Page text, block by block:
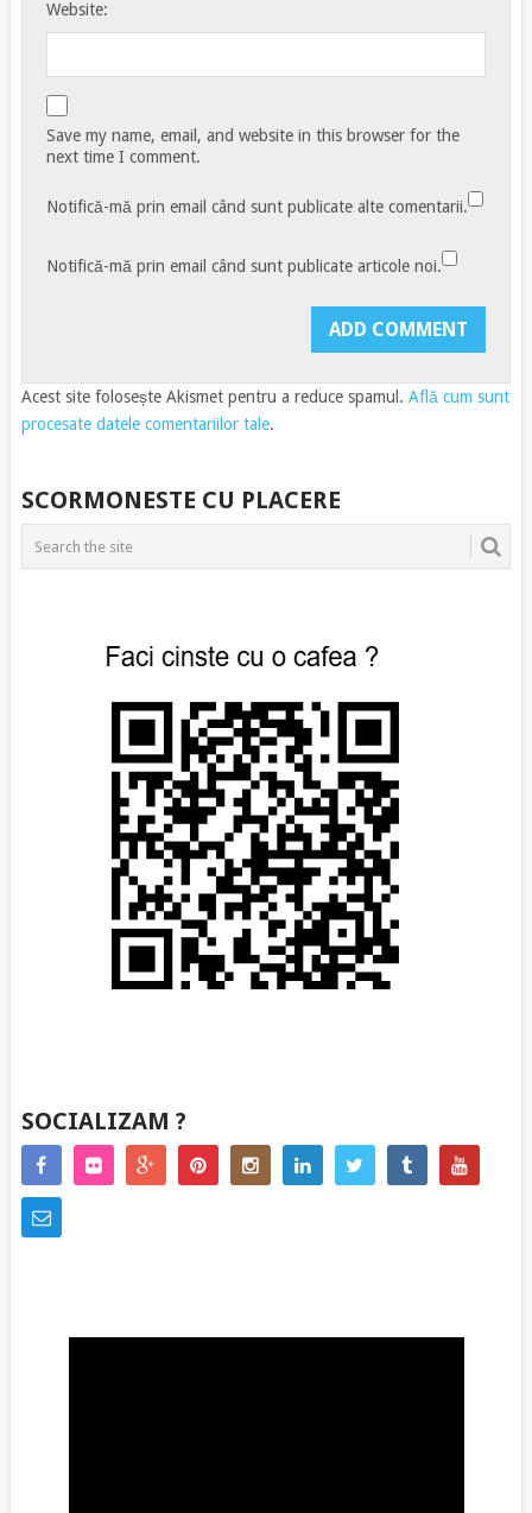
Website:
Save my name, email, and website in this browser for the
next time I comment.
Notifică-mă prin email când sunt publicate alte comentarii.
Notifică-mă prin email când sunt publicate articole noi.
Acest site folosește Akismet pentru a reduce spamul. Află cum sunt
procesate datele comentariilor tale.
SCORMONESTE CU PLACERE
SOCIALIZAM ?